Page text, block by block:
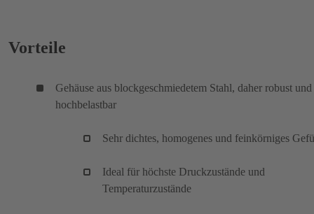
Vorteile
Gehäuse aus blockgeschmiedetem Stahl, daher robust und
hochbelastbar
Sehr dichtes, homogenes und feinkörniges
Ideal für höchste Druckzustände und
Temperaturzustände